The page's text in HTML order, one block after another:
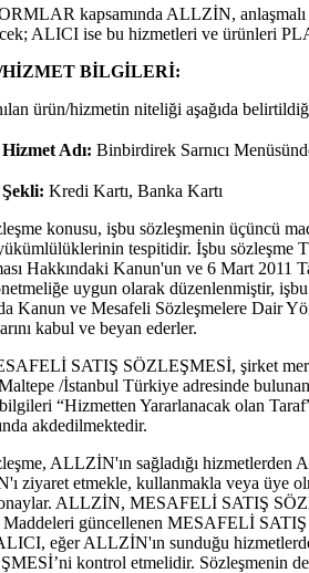
kapsamında ALLZİN,
ALICI ise bu hizmetleri ve ürünleri
HİZMET BİLGİLERİ:
ürün/hizmetin niteliği aşağıda
Adı: Binbirdirek Sarnıcı
Kredi Kartı, Banka Kartı
konusu, işbu sözleşmenin üçüncü
tespitidir. İşbu sözleşme
Hakkındaki Kanun'un ve 6 Mart 2011
uygun olarak düzenlenmiştir,
Kanun ve Mesafeli Sözleşmelere Dair
kabul ve beyan ederler.
SATIŞ SÖZLEŞMESİ, şirket
/İstanbul Türkiye adresinde
“Hizmetten Yararlanacak olan
akdedilmektedir.
ALLZİN'ın sağladığı
ziyaret etmekle, kullanmakla veya üye
ALLZİN, MESAFELİ SATIŞ
Maddeleri güncellenen MESAFELİ
ALICI, eğer ALLZİN'ın sunduğu
kontrol etmelidir. Sözleşmenin